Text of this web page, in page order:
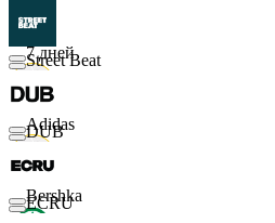
7 дней
Adidas
Bershka
Street Beat
DUB
ECRU